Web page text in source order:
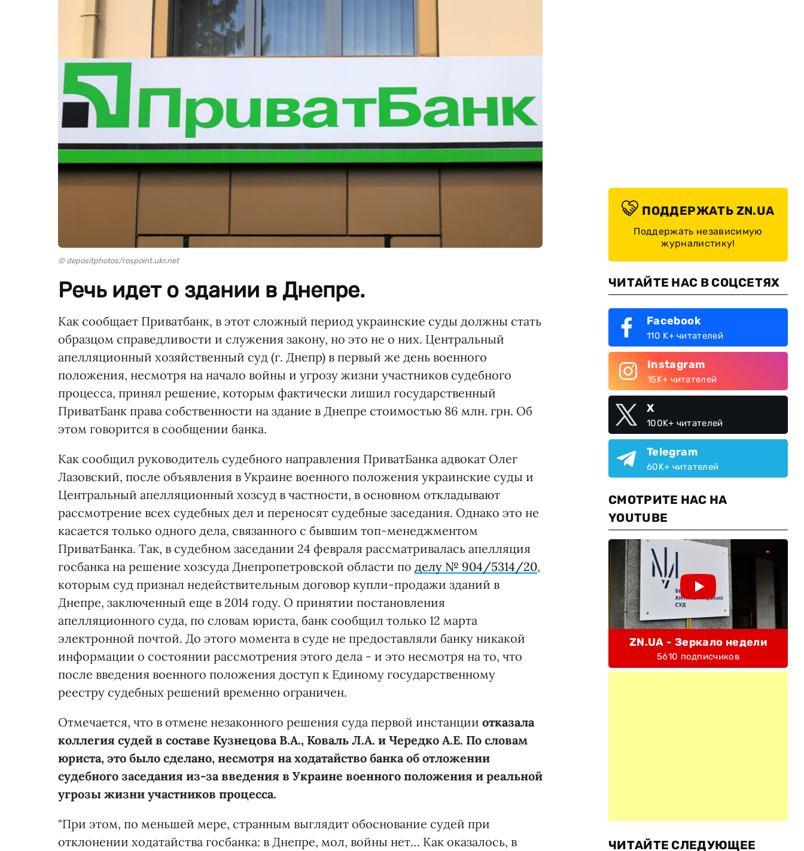
© depositphotos/rospoint.ukr.net
Речь идет о здании в Днепре.
Как сообщает Приватбанк, в этот сложный период украинские суды должны стать
образцом справедливости и служения закону, но это не о них. Центральный
апелляционный хозяйственный суд (г. Днепр) в первый же день военного
положения, несмотря на начало войны и угрозу жизни участников судебного
процесса, принял решение, которым фактически лишил государственный
ПриватБанк права собственности на здание в Днепре стоимостью 86 млн. грн. Об
этом говорится в сообщении банка.
Как сообщил руководитель судебного направления ПриватБанка адвокат Олег
Лазовский, после объявления в Украине военного положения украинские суды и
Центральный апелляционный хозсуд в частности, в основном откладывают
рассмотрение всех судебных дел и переносят судебные заседания. Однако это не
касается только одного дела, связанного с бывшим топ-менеджментом
ПриватБанка. Так, в судебном заседании 24 февраля рассматривалась апелляция
госбанка на решение хозсуда Днепропетровской области по делу № 904/5314/20,
которым суд признал недействительным договор купли-продажи зданий в
Днепре, заключенный еще в 2014 году. О принятии постановления
апелляционного суда, по словам юриста, банк сообщил только 12 марта
электронной почтой. До этого момента в суде не предоставляли банку никакой
информации о состоянии рассмотрения этого дела - и это несмотря на то, что
после введения военного положения доступ к Единому государственному
реестру судебных решений временно ограничен.
Отмечается, что в отмене незаконного решения суда первой инстанции отказала
коллегия судей в составе Кузнецова В.А., Коваль Л.А. и Чередко А.Е. По словам
юриста, это было сделано, несмотря на ходатайство банка об отложении
судебного заседания из-за введения в Украине военного положения и реальной
угрозы жизни участников процесса.
"При этом, по меньшей мере, странным выглядит обоснование судей при
отклонении ходатайства госбанка: в Днепре, мол, войны нет… Как оказалось, в
ПОДДЕРЖАТЬ ZN.UA
Поддержать независимую
журналистику!
ЧИТАЙТЕ НАС В СОЦСЕТЯХ
Facebook
110 K+ читателей
Instagram
15K+ читателей
X
100K+ читателей
Telegram
60K+ читателей
СМОТРИТЕ НАС НА
YOUTUBE
ZN.UA - Зеркало недели
5610 подписчиков
ЧИТАЙТЕ СЛЕДУЮЩЕЕ